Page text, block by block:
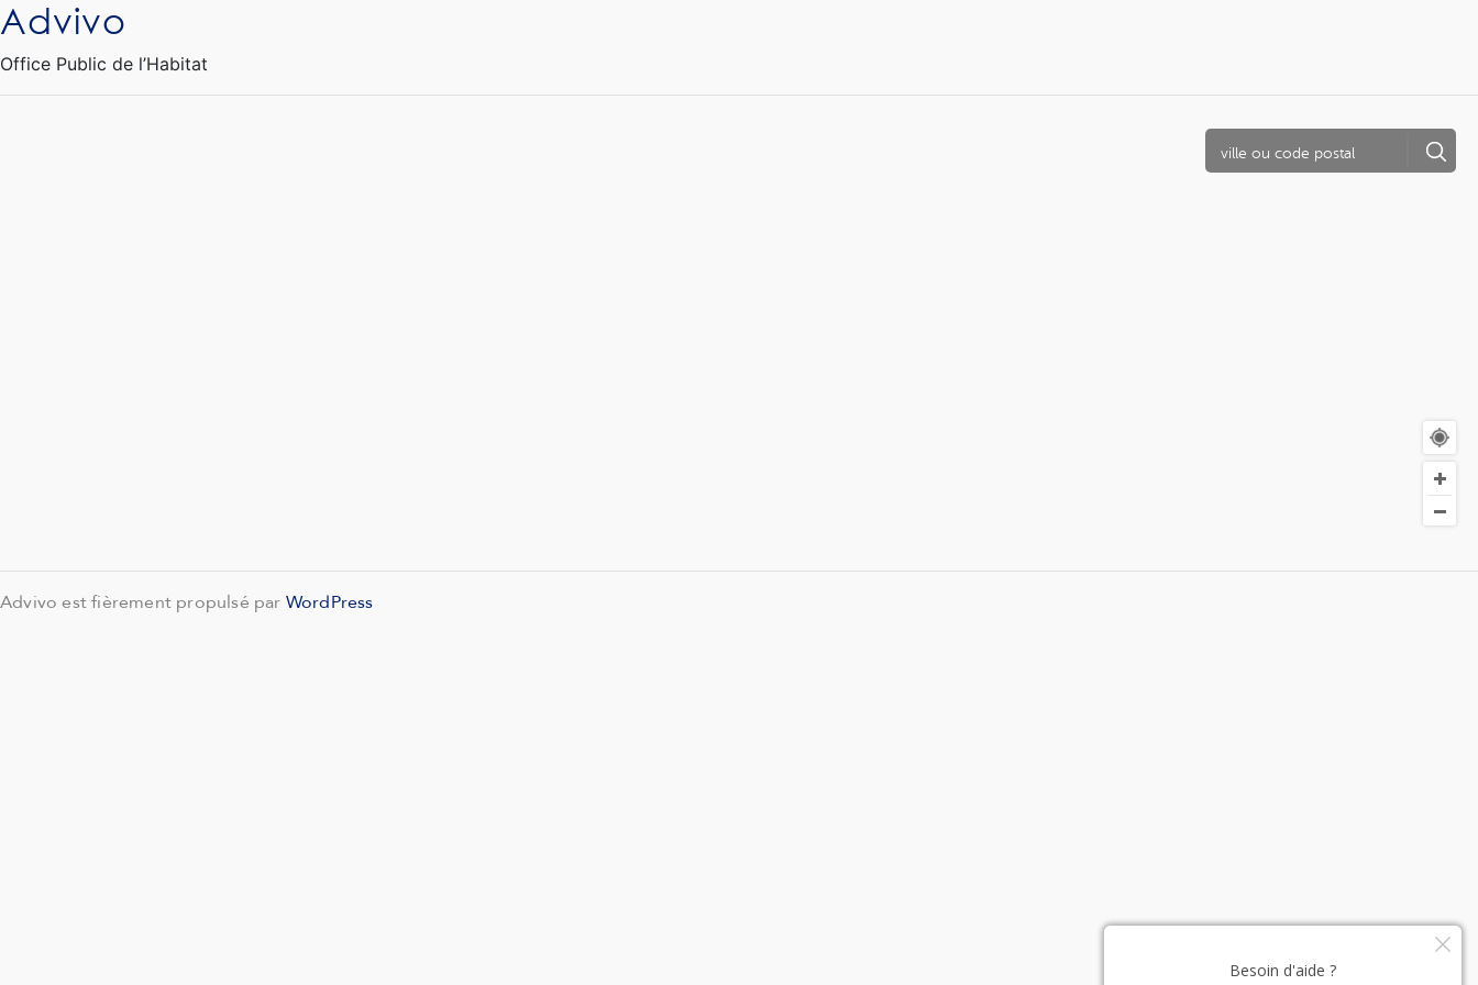
Ouvrir le Chatbot
Advivo
Office Public de l’Habitat
Advivo est fièrement propulsé par WordPress